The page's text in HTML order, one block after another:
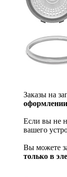
Заказы на
оформлении
Если вы не
вашего
Вы можете
только в